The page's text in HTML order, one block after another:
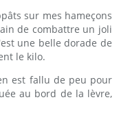
sur mes hameçons
de combattre un joli
une belle dorade de
le kilo.
est fallu de peu pour
au bord de la lèvre,